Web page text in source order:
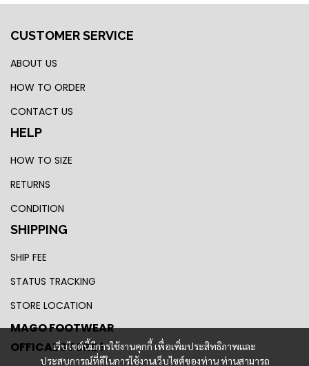
เว็บไซต์นี้มีการใช้งานคุกกี้ เพื่อเพิ่มประสิทธิภาพและ
ประสบการณ์ที่ดีในการใช้งานเว็บไซต์ของท่าน ท่านสามารถ
CUSTOMER SERVICE
ABOUT US
HOW TO ORDER
CONTACT US
HELP
HOW TO SIZE
RETURNS
CONDITION
SHIPPING
SHIP FEE
STATUS TRACKING
STORE LOCATION
MAGO FOOTWEAR
OFFICAL STORE !